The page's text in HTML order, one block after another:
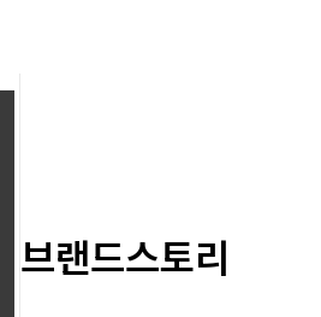
브랜드스토리